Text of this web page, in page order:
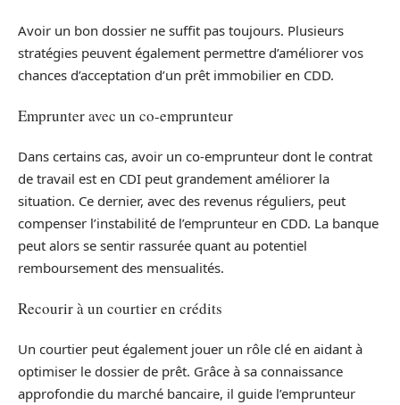
Avoir un bon dossier ne suffit pas toujours. Plusieurs
stratégies peuvent également permettre d’améliorer vos
chances d’acceptation d’un prêt immobilier en CDD.
Emprunter avec un co-emprunteur
Dans certains cas, avoir un co-emprunteur dont le contrat
de travail est en CDI peut grandement améliorer la
situation. Ce dernier, avec des revenus réguliers, peut
compenser l’instabilité de l’emprunteur en CDD. La banque
peut alors se sentir rassurée quant au potentiel
remboursement des mensualités.
Recourir à un courtier en crédits
Un courtier peut également jouer un rôle clé en aidant à
optimiser le dossier de prêt. Grâce à sa connaissance
approfondie du marché bancaire, il guide l’emprunteur